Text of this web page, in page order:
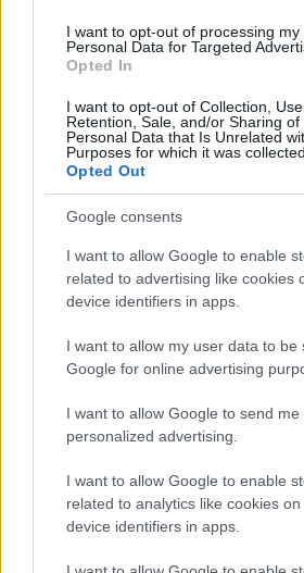
I want to opt-out of processing my
Personal Data for Targeted
Opted In
I want to opt-out of Collection, Use,
Retention, Sale, and/or Sharing of
Personal Data that Is Unrelated
Purposes for which it was collected.
Opted Out
Google consents
I want to allow Google to enable
related to advertising like cookies
device identifiers in apps.
I want to allow my user data to be
Google for online advertising
I want to allow Google to send me
personalized advertising.
I want to allow Google to enable
related to analytics like cookies
device identifiers in apps.
formájában. Szeretteiddel és
kötelékek, és egy régóta várt
Ha párkapcsolatban élsz, romantikus
egyedülállóként pedig egy új
Egészséged remek lesz, és tele
segít minden teendőd
szárnyalnak, érdemes most belevágni
régi ötletek megvalósításába. Egy
különleges élményekkel gazdagíthat.
hallgass rá, mert a jó döntések most
körében béke és harmónia uralkodik,
energiákkal. Egy spontán lehetőség új
terveidnek, amit érdemes
vár, ha kedvelés és a „sok